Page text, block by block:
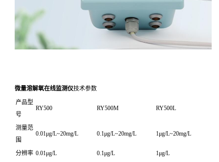
微量溶解氧在线监测仪技术参数
产品型
号
RY500 RY500M RY500L
测量范
围
0.01μg/L~20mg/L 0.1μg/L~20mg/L 1μg/L~20mg/L
分辨率 0.01μg/L 0.1μg/L 1μg/L